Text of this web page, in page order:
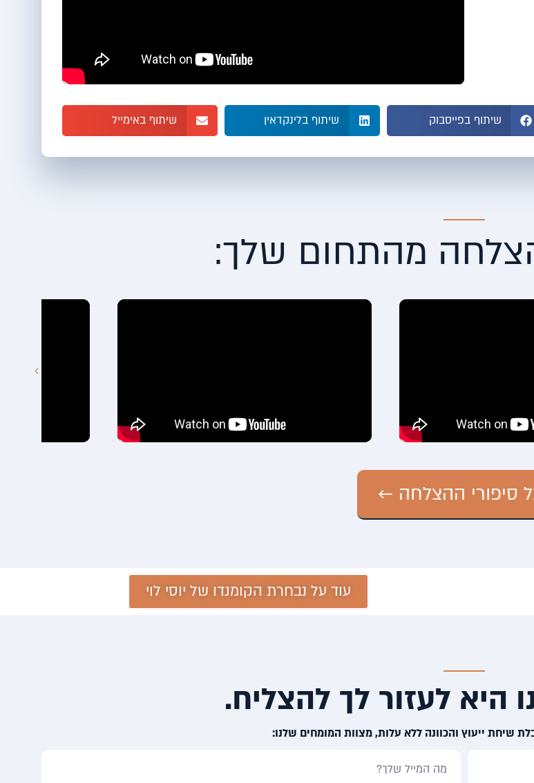
שיתוף בפייסבוק שיתוף בלינקדאין שיתוף באימייל
הצלחה מהתחום שלך:
סיפורי ההצלחה ←
עוד על נבחרת הקומנדו של יוסי לוי
היא לעזור לך להצליח.
שיחת ייעוץ והכוונה ללא עלות, מצוות המומחים שלנו: